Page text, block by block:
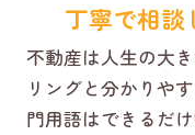
丁寧で相談
不動産は人生の大
リングと分かりや
門用語はできるだ